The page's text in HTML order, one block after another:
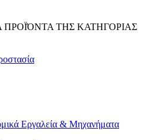
ΠΡΟΪΌΝΤΑ ΤΗΣ ΚΑΤΗΓΟΡΙΑΣ
Εργαλεία & Μηχανήματα